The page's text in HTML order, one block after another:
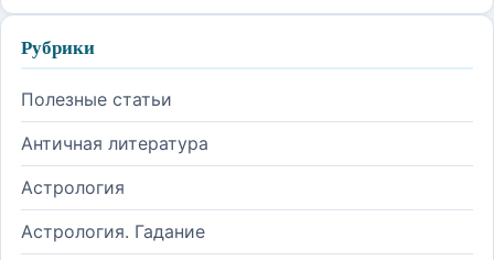
Рубрики
Полезные статьи
Античная литература
Астрология
Астрология. Гадание